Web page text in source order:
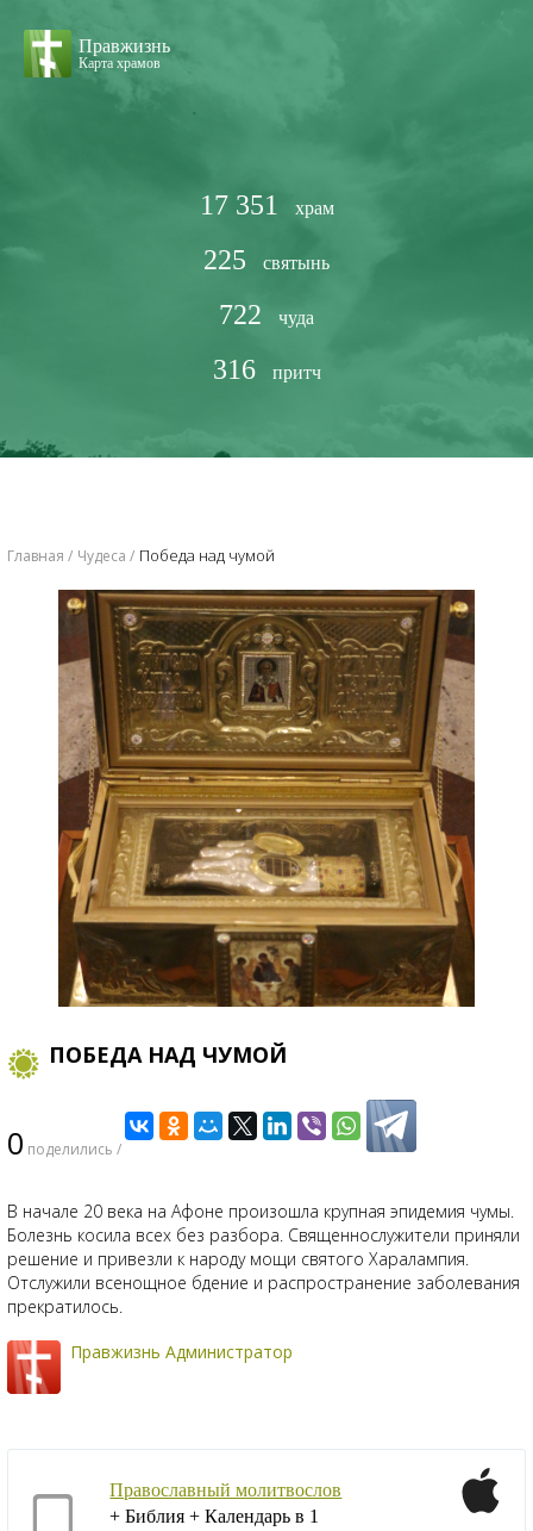
Правжизнь
Карта храмов
17 351 храм
225 святынь
722 чуда
316 притч
Главная Чудеса Победа над чумой
ПОБЕДА НАД ЧУМОЙ
0 поделились /
В начале 20 века на Афоне произошла крупная эпидемия чумы.
Болезнь косила всех без разбора. Священнослужители приняли
решение и привезли к народу мощи святого Харалампия.
Отслужили всенощное бдение и распространение заболевания
прекратилось.
Правжизнь Администратор
Православный молитвослов
+ Библия + Календарь в 1